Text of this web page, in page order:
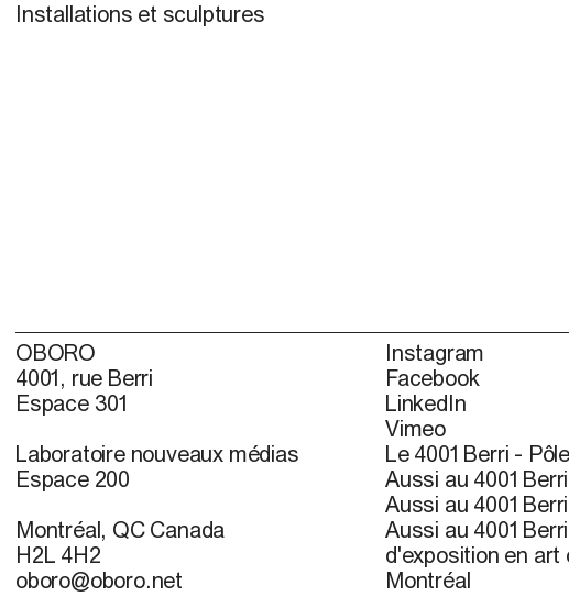
Installations et sculptures
OBORO
4001, rue Berri
Espace 301
Laboratoire nouveaux médias
Espace 200
Montréal, QC Canada
H2L 4H2
oboro@oboro.net
Instagram
Facebook
LinkedIn
Vimeo
Le 4001 Berri -
Aussi au 4001
Aussi au 4001
Aussi au 4001
d'exposition en art
Montréal